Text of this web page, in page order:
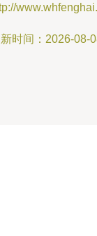
时间：2026-08-